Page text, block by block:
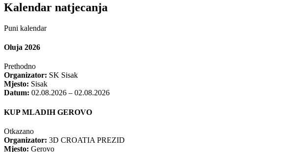
Kalendar natjecanja
Puni kalendar
Oluja 2026
Prethodno
Organizator: SK Sisak
Mjesto: Sisak
Datum: 02.08.2026 – 02.08.2026
KUP MLADIH GEROVO
Otkazano
Organizator: 3D CROATIA PREZID
Mjesto: Gerovo